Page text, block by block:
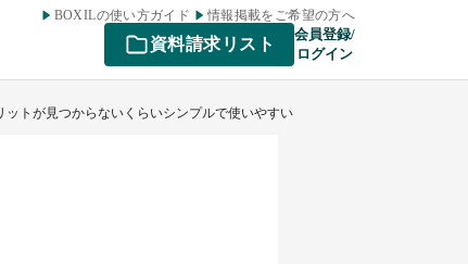
BOXILの使い方ガイド 情報掲載をご希望の方へ
資料請求リスト
会員登録/
ログイン
ットが見つからないくらいシンプルで使いやすい